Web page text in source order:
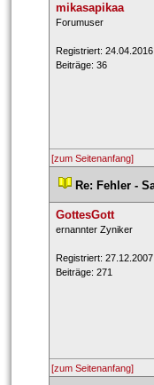
mikasapikaa
Forumuser
Registriert: 24.04.2016
Beiträge: 36
[zum Seitenanfang]
Re: Fehler -
GottesGott
ernan​nter ​Zynik​er​
Registriert: 27.12.2007
Beiträge: 271
[zum Seitenanfang]